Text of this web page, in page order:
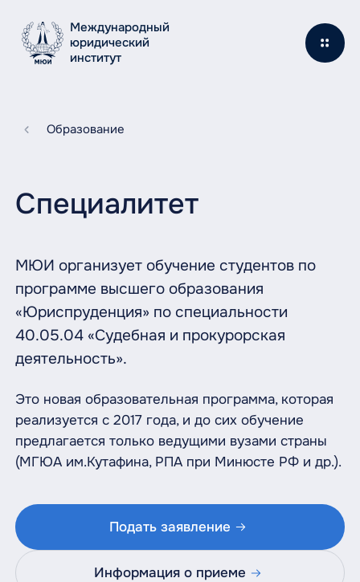
Международный
юридический
институт
Образование
Специалитет
МЮИ организует обучение студентов по
программе высшего образования
«Юриспруденция» по специальности
40.05.04 «Судебная и прокурорская
деятельность».
Это новая образовательная программа, которая
реализуется с 2017 года, и до сих обучение
предлагается только ведущими вузами страны
(МГЮА им.Кутафина, РПА при Минюсте РФ и др.).
Подать заявление
Информация о приеме